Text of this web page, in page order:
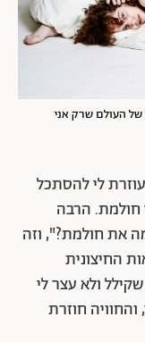
של העולם שרק אני
לי להסתכל
חולמת. הרבה
את חולמת?", וזה
החיצונית
ולא עצר לי
חוזרת